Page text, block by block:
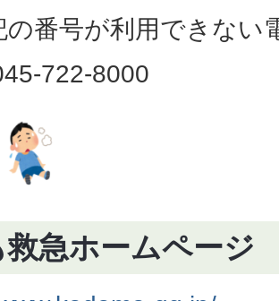
の番号が利用できない
722-8000
救急ホームページ